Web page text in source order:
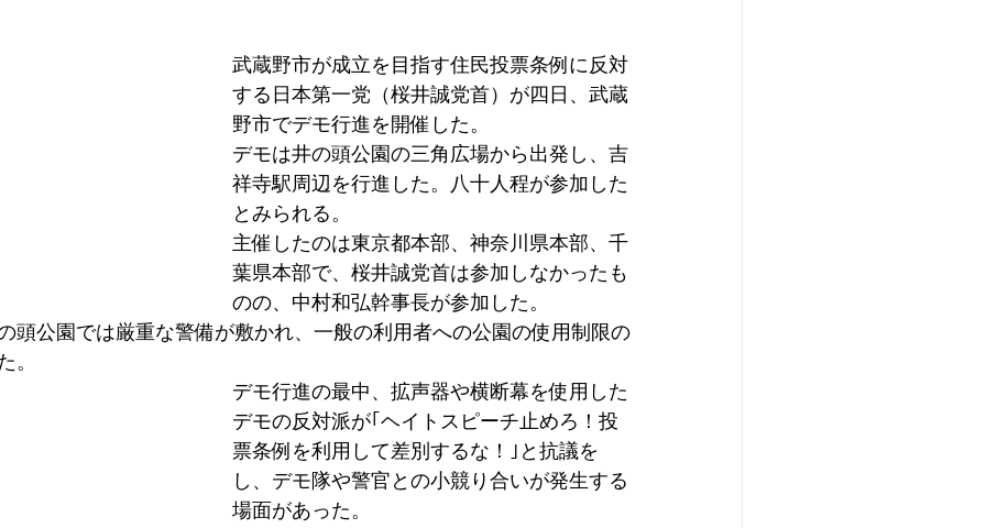
武蔵野市が成立を目指す住民投票条例に反対
する日本第一党（桜井誠党首）が四日、武蔵
野市でデモ行進を開催した。
デモは井の頭公園の三角広場から出発し、吉
祥寺駅周辺を行進した。八十人程が参加した
とみられる。
主催したのは東京都本部、神奈川県本部、千
葉県本部で、桜井誠党首は参加しなかったも
のの、中村和弘幹事長が参加した。
頭公園では厳重な警備が敷かれ、一般の利用者への公園の使用制限の
。
デモ行進の最中、拡声器や横断幕を使用した
デモの反対派が｢ヘイトスピーチ止めろ！投
票条例を利用して差別するな！｣と抗議を
し、デモ隊や警官との小競り合いが発生する
場面があった。